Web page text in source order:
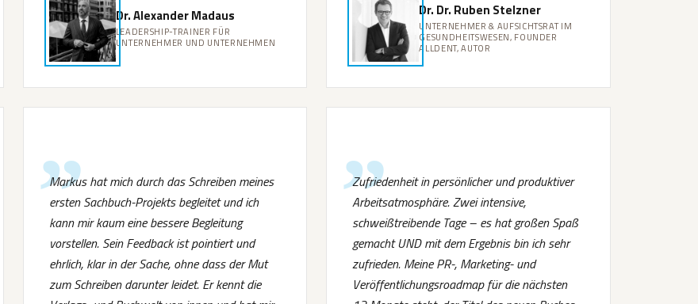
Dr. Alexander Madaus
LEADERSHIP-TRAINER FÜR
UNTERNEHMER UND UNTERNEHMEN
Dr. Dr. Ruben Stelzner
UNTERNEHMER & AUFSICHTSRAT IM
GESUNDHEITSWESEN, FOUNDER
ALLDENT, AUTOR
Markus hat mich durch das Schreiben meines
ersten Sachbuch-Projekts begleitet und ich
kann mir kaum eine bessere Begleitung
vorstellen. Sein Feedback ist pointiert und
ehrlich, klar in der Sache, ohne dass der Mut
zum Schreiben darunter leidet. Er kennt die
Zufriedenheit in persönlicher und produktiver
Arbeitsatmosphäre. Zwei intensive,
schweißtreibende Tage – es hat großen Spaß
gemacht UND mit dem Ergebnis bin ich sehr
zufrieden. Meine PR-, Marketing- und
Veröffentlichungsroadmap für die nächsten